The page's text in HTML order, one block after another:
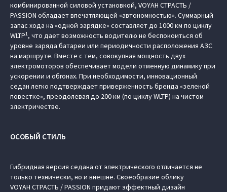
комбинированной силовой установкой, VOYAH СТРАСТЬ /
PASSION обладает впечатляющей «автономностью». Суммарный
запас хода на «одной зарядке» составляет до 1000 км по циклу
WLTP1, что дает возможность водителю не беспокоиться об
уровне заряда батареи или периодичности расположения АЗС
на маршруте. Вместе с тем, совокупная мощность двух
электромоторов обеспечивает модели отменную динамику при
ускорении и обгонах. При необходимости, инновационный
седан легко подтверждает приверженность бренда «зеленой
повестке», преодолевая до 200 км (по циклу WLTP) на чистом
электричестве.
ОСОБЫЙ СТИЛЬ
Гибридная версия седана от электрического отличается не
только технически, но и внешне. Своеобразие облику
VOYAH СТРАСТЬ / PASSION придают эффектный дизайн